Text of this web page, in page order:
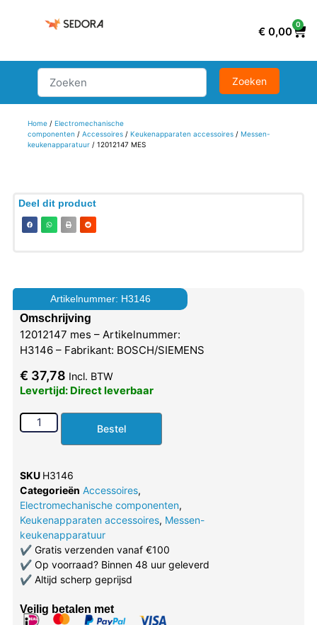
€ 0,00
0
Home/ Electromechanische
componenten / Accessoires/ Keukenapparaten accessoires/ Messen-
keukenapparatuur/ 12012147 MES
Deel dit product
Artikelnummer: H3146
Omschrijving
12012147 mes – Artikelnummer:
H3146 – Fabrikant: BOSCH/SIEMENS
€ 37,78 Incl. BTW
Levertijd: Direct leverbaar
Bestel
SKU H3146
Categorieën Accessoires,
Electromechanische componenten,
Keukenapparaten accessoires, Messen-
keukenapparatuur
✔Gratis verzenden vanaf €100
✔Op voorraad? Binnen 48 uur geleverd
✔Altijd scherp geprijsd
Veilig betalen met